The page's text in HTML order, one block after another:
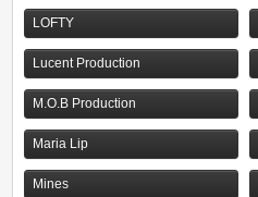
LOFTY
Lucent Production
M.O.B Production
Maria Lip
Mines